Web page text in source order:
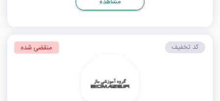
کد تخفیف منقضی شده